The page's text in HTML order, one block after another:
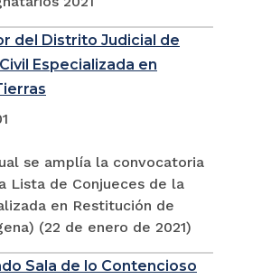
del Distrito Judicial de
Especializada en
se amplía la convocatoria
Lista de Conjueces de la
en Restitución de
(22 de enero de 2021)
Sala de lo Contencioso